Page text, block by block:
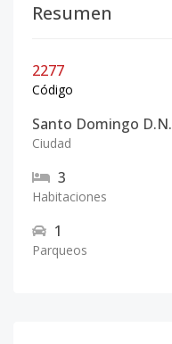
Resumen
2277
Código
Santo Domingo D.N.
Ciudad
3
Habitaciones
1
Parqueos